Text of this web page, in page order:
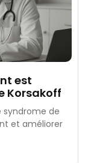
est
Korsakoff
syndrome de
et améliorer